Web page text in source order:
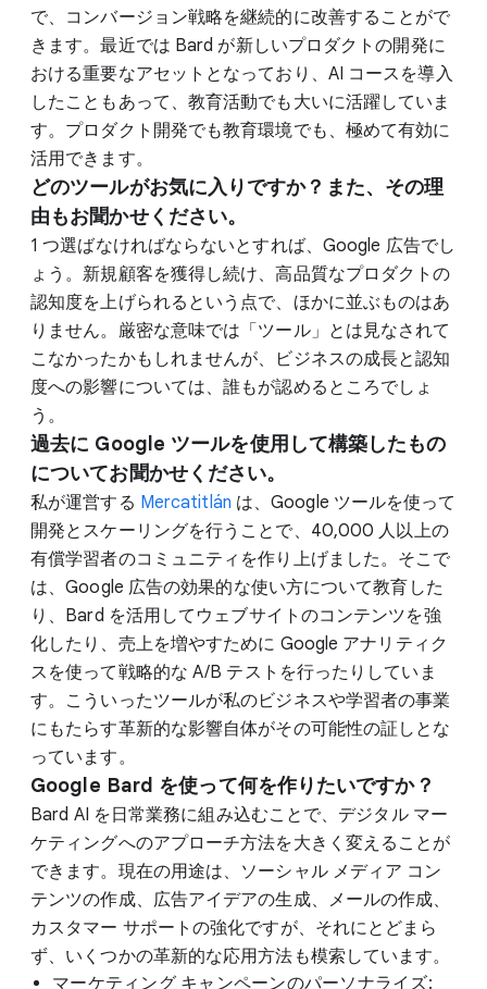
で、コンバージョン戦略を継続的に改善することがで
きます。最近では Bard が新しいプロダクトの開発に
おける重要なアセットとなっており、AI コースを導入
したこともあって、教育活動でも大いに活躍していま
す。プロダクト開発でも教育環境でも、極めて有効に
活用できます。
どのツールがお気に入りですか？また、その理
由もお聞かせください。
1 つ選ばなければならないとすれば、Google 広告でし
ょう。新規顧客を獲得し続け、高品質なプロダクトの
認知度を上げられるという点で、ほかに並ぶものはあ
りません。厳密な意味では「ツール」とは見なされて
こなかったかもしれませんが、ビジネスの成長と認知
度への影響については、誰もが認めるところでしょ
う。
過去に Google ツールを使用して構築したもの
についてお聞かせください。
私が運営する Mercatitlán は、Google ツールを使って
開発とスケーリングを行うことで、40,000 人以上の
有償学習者のコミュニティを作り上げました。そこで
は、Google 広告の効果的な使い方について教育した
り、Bard を活用してウェブサイトのコンテンツを強
化したり、売上を増やすために Google アナリティク
スを使って戦略的な A/B テストを行ったりしていま
す。こういったツールが私のビジネスや学習者の事業
にもたらす革新的な影響自体がその可能性の証しとな
っています。
Google Bard を使って何を作りたいですか？
Bard AI を日常業務に組み込むことで、デジタル マー
ケティングへのアプローチ方法を大きく変えることが
できます。現在の用途は、ソーシャル メディア コン
テンツの作成、広告アイデアの生成、メールの作成、
カスタマー サポートの強化ですが、それにとどまら
ず、いくつかの革新的な応用方法も模索しています。
マーケティング キャンペーンのパーソナライズ: